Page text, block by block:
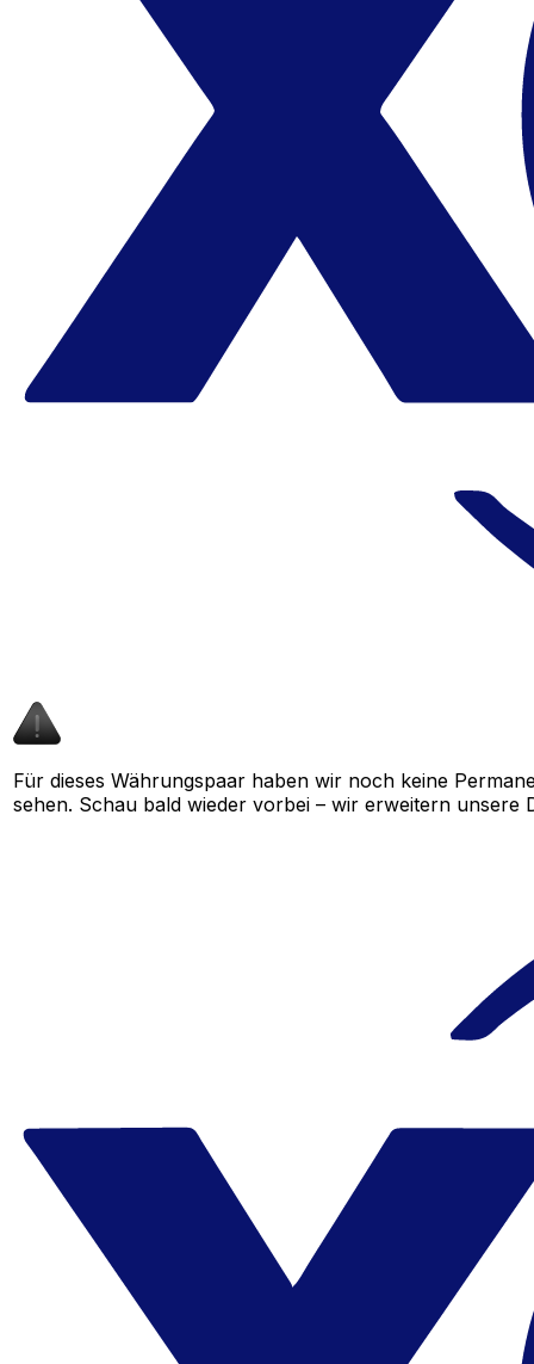
Für dieses Währungspaar haben wir noch keine
sehen. Schau bald wieder vorbei – wir erweitern unsere